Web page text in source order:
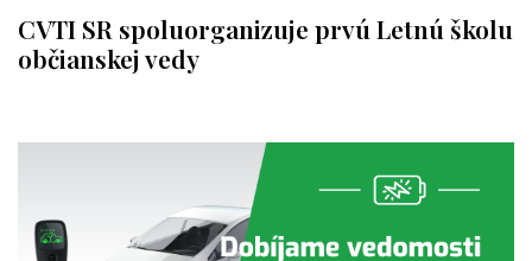
CVTI SR spoluorganizuje prvú Letnú školu
občianskej vedy